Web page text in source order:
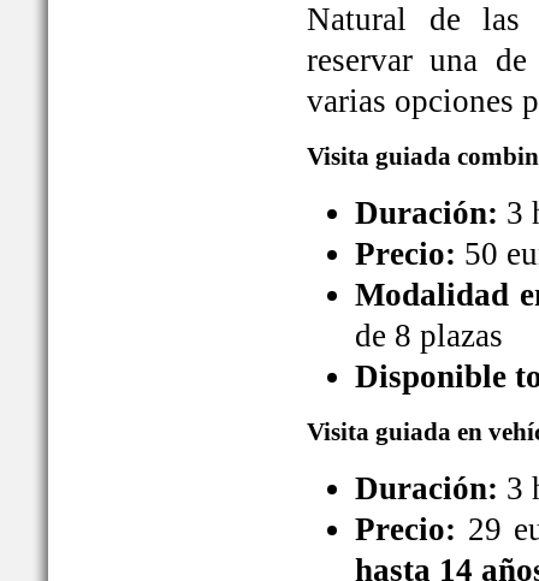
Natural de las
reservar una
varias opciones
Visita guiada
Duración: 3
Precio: 50
Modalidad
de 8 plazas
Disponible
Visita guiada en
Duración: 3
Precio: 29
hasta 14